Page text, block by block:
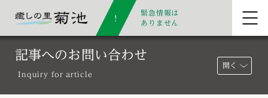
緊急情報は
ありません
記事へのお問い合わせ
Inquiry for article
開く